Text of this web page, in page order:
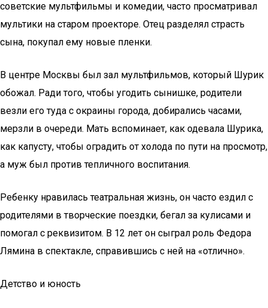
советские мультфильмы и комедии, часто просматривал
мультики на старом проекторе. Отец разделял страсть
сына, покупал ему новые пленки.
В центре Москвы был зал мультфильмов, который Шурик
обожал. Ради того, чтобы угодить сынишке, родители
везли его туда с окраины города, добирались часами,
мерзли в очереди. Мать вспоминает, как одевала Шурика,
как капусту, чтобы оградить от холода по пути на просмотр,
а муж был против тепличного воспитания.
Ребенку нравилась театральная жизнь, он часто ездил с
родителями в творческие поездки, бегал за кулисами и
помогал с реквизитом. В 12 лет он сыграл роль Федора
Лямина в спектакле, справившись с ней на «отлично».
Детство и юность